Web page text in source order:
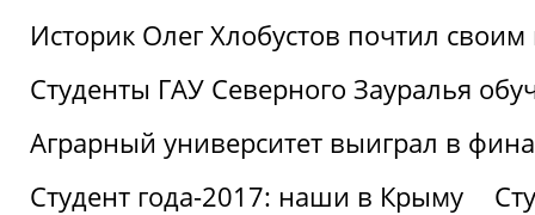
Историк Олег Хлобустов почтил
Студенты ГАУ Северного Зауралья
Аграрный университет выиграл в
Студент года-2017: наши в Крыму